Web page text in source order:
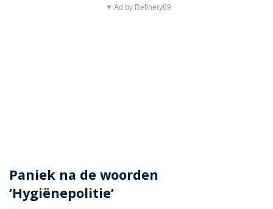
▼ Ad by Refinery89
Paniek na de woorden
‘Hygiënepolitie’